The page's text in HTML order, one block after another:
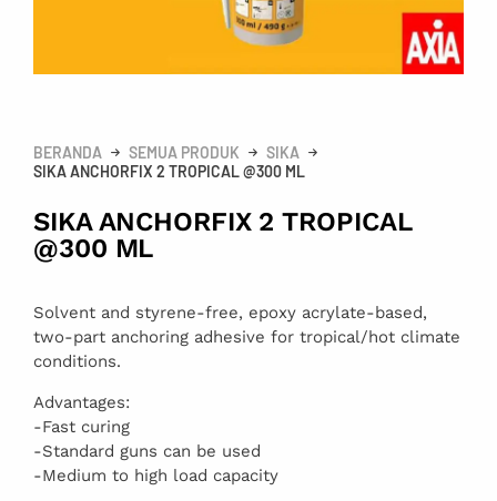
BERANDA SEMUA PRODUK
SIKA
SIKA ANCHORFIX 2 TROPICAL @300 ML
SIKA ANCHORFIX 2 TROPICAL
@300 ML
Solvent and styrene-free, epoxy acrylate-based,
two-part anchoring adhesive for tropical/hot climate
conditions.
Advantages:
-Fast curing
-Standard guns can be used
-Medium to high load capacity